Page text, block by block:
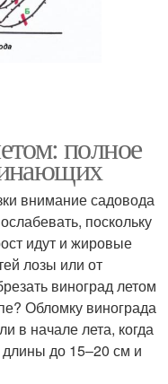
полное
внимание садовода
поскольку
идут и жировые
лозы или от
виноград летом
Обломку винограда
в начале лета, когда
до 15–20 см и